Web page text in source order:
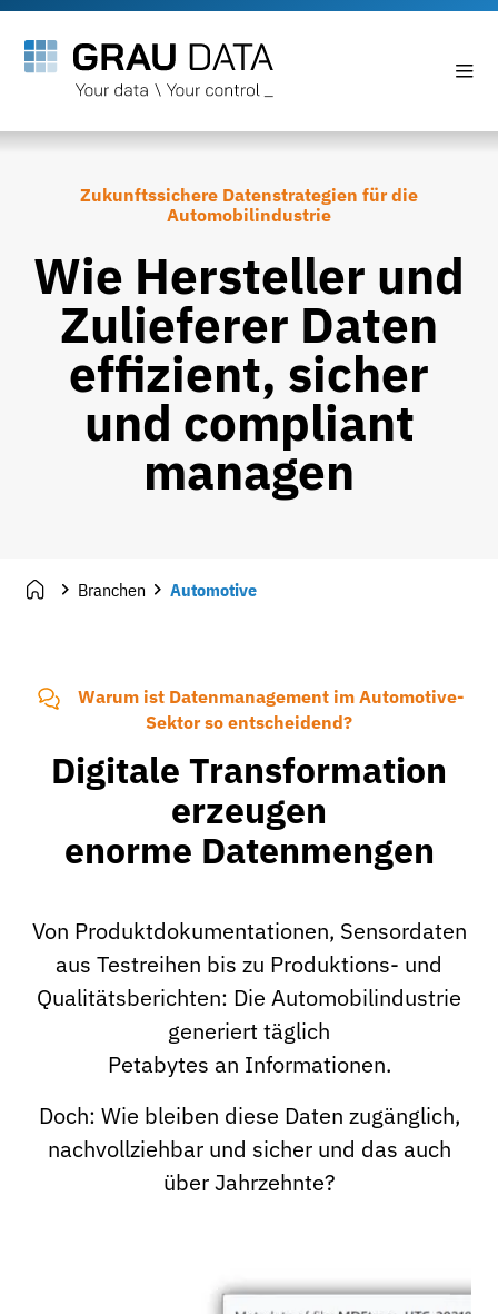
Zukunftssichere Datenstrategien für die
Automobilindustrie
Wie Hersteller und
Zulieferer Daten
effizient, sicher
und compliant
managen
Branchen Automotive
Warum ist Datenmanagement im Automotive-
Sektor so entscheidend?
Digitale Transformation
erzeugen
enorme Datenmengen
Von Produktdokumentationen, Sensordaten
aus Testreihen bis zu Produktions- und
Qualitätsberichten: Die Automobilindustrie
generiert täglich
Petabytes an Informationen.
Doch: Wie bleiben diese Daten zugänglich,
nachvollziehbar und sicher und das auch
über Jahrzehnte?